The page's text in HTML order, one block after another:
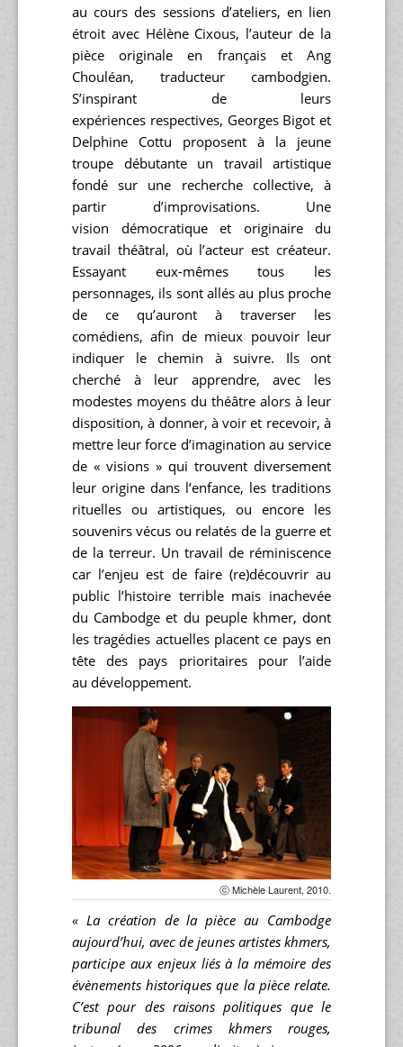
au cours des sessions d’ateliers, en lien
étroit avec Hélène Cixous, l’auteur de la
pièce originale en français et Ang
Chouléan, traducteur cambodgien.
S’inspirant de leurs
expériences respectives, Georges Bigot et
Delphine Cottu proposent à la jeune
troupe débutante un travail artistique
fondé sur une recherche collective, à
partir d’improvisations. Une
vision démocratique et originaire du
travail théâtral, où l’acteur est créateur.
Essayant eux-mêmes tous les
personnages, ils sont allés au plus proche
de ce qu’auront à traverser les
comédiens, afin de mieux pouvoir leur
indiquer le chemin à suivre. Ils ont
cherché à leur apprendre, avec les
modestes moyens du théâtre alors à leur
disposition, à donner, à voir et recevoir, à
mettre leur force d’imagination au service
de « visions » qui trouvent diversement
leur origine dans l’enfance, les traditions
rituelles ou artistiques, ou encore les
souvenirs vécus ou relatés de la guerre et
de la terreur. Un travail de réminiscence
car l’enjeu est de faire (re)découvrir au
public l’histoire terrible mais inachevée
du Cambodge et du peuple khmer, dont
les tragédies actuelles placent ce pays en
tête des pays prioritaires pour l’aide
au développement.
ⓒ Michèle Laurent, 2010.
« La création de la pièce au Cambodge
aujourd’hui, avec de jeunes artistes khmers,
participe aux enjeux liés à la mémoire des
évènements historiques que la pièce relate.
C’est pour des raisons politiques que le
tribunal des crimes khmers rouges,